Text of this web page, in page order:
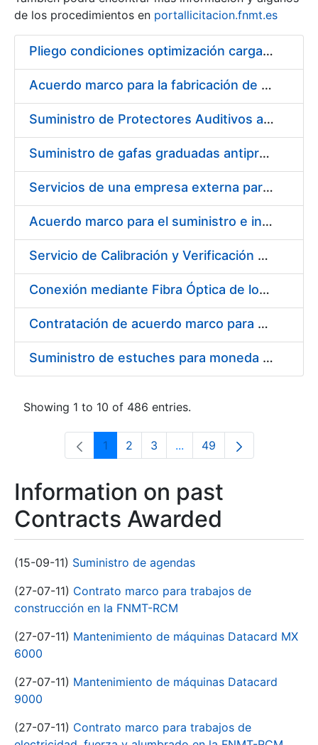
Show/Hide
de los procedimientos en portallicitacion.fnmt.es
Pliego condiciones optimización cargas compras firmado
Acuerdo marco para la fabricación de piezas
Suministro de Protectores Auditivos a medida para las personas trabajadoras de los Centros de Trabajo de Madrid y Burgos
Suministro de gafas graduadas antiproyecciones para los trabajadores de la FNMT-RCM en los centros de trabajo de Madrid y Burgos
Servicios de una empresa externa para el asesoramiento y resolución de los recursos de alzada que se presentan relacionados con procesos de selección para la FNMT-RCM
Acuerdo marco para el suministro e instalación de persianas, estores y otros complementos
Servicio de Calibración y Verificación Externa de los Equipos de Medición del Servicio de Prevención de la FNMT-RCM
Conexión mediante Fibra Óptica de los Centros de Proceso de Datos (CPDs) de las sedes de la FNMT-RCM de Burgos y Madrid
Contratación de acuerdo marco para el Suministro de Material de Electricidad para la Fábrica Nacional de Moneda y Timbre-Real Casa de la Moneda en su centro de trabajo de Burgos
Suministro de estuches para moneda de 30 €
Showing 1 to 10 of 486 entries.
Page
1 Page
2 Page
3 ...Intermediate Pages Use
Page
49
Information on past
Contracts Awarded
(15-09-11) Suministro de agendas
(27-07-11) Contrato marco para trabajos de
construcción en la FNMT-RCM
(27-07-11) Mantenimiento de máquinas Datacard MX
6000
(27-07-11) Mantenimiento de máquinas Datacard
9000
(27-07-11) Contrato marco para trabajos de